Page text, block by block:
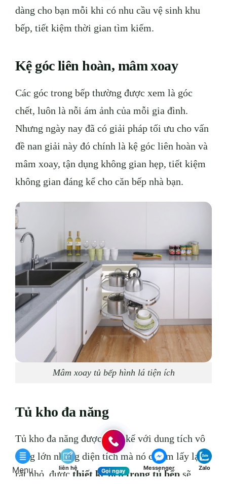
dàng cho bạn mỗi khi có nhu cầu vệ sinh khu
bếp, tiết kiệm thời gian tìm kiếm.
Kệ góc liên hoàn, mâm xoay
Các góc trong bếp thường được xem là góc
chết, luôn là nỗi ám ảnh của mỗi gia đình.
Nhưng ngày nay đã có giải pháp tối ưu cho vấn
đề nan giải này đó chính là kệ góc liên hoàn và
mâm xoay, tận dụng không gian hẹp, tiết kiệm
không gian đáng kể cho căn bếp nhà bạn.
Mâm xoay tủ bếp hình lá tiện ích
Tủ kho đa năng
Tủ kho đa năng được thiết kế với dung tích vô
cùng lớn nhưng diện tích mà nó chiếm lấy lại
rất nhỏ, được thiết kế bên trong tủ bếp sẽ
Menu liên hệ Gọi ngay Messenger Zalo